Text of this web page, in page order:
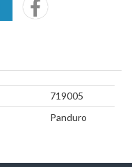
719005
Panduro